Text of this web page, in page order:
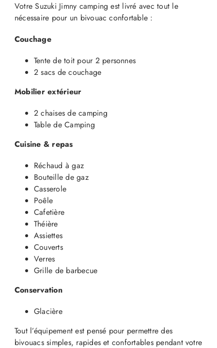
Votre Suzuki Jimny camping est livré avec tout le
nécessaire pour un bivouac confortable :
Couchage
Tente de toit pour 2 personnes
2 sacs de couchage
Mobilier extérieur
2 chaises de camping
Table de Camping
Cuisine & repas
Réchaud à gaz
Bouteille de gaz
Casserole
Poêle
Cafetière
Théière
Assiettes
Couverts
Verres
Grille de barbecue
Conservation
Glacière
Tout l’équipement est pensé pour permettre des
bivouacs simples, rapides et confortables pendant votre